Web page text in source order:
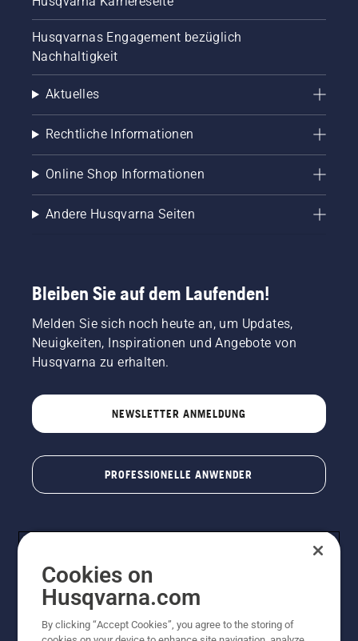
Husqvarnas Engagement bezüglich
Nachhaltigkeit
Aktuelles
Rechtliche Informationen
Online Shop Informationen
Andere Husqvarna Seiten
Bleiben Sie auf dem Laufenden!
Melden Sie sich noch heute an, um Updates,
Neuigkeiten, Inspirationen und Angebote von
Husqvarna zu erhalten.
NEWSLETTER ANMELDUNG
PROFESSIONELLE ANWENDER
Cookies on
Husqvarna.com
By clicking “Accept Cookies”, you agree to the storing of